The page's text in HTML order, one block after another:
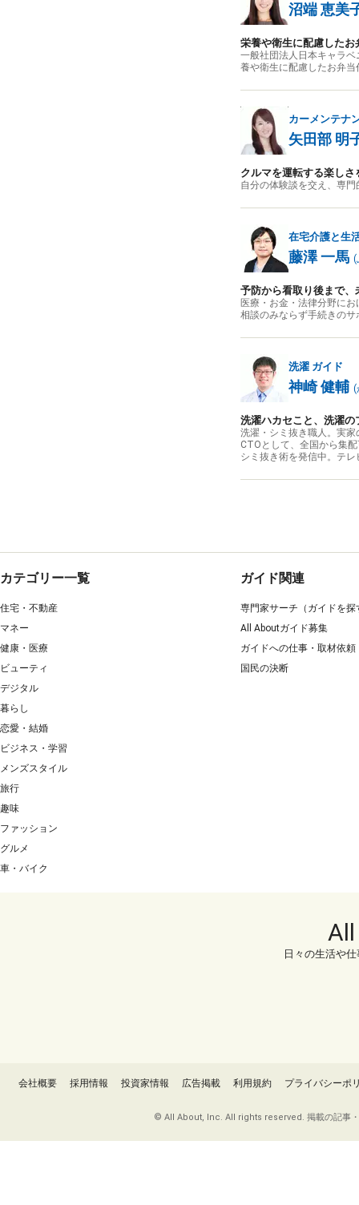
沼端 恵美
栄養や衛生に配慮した
一般社団法人日本キャラ
養や衛生に配慮したお弁
カーメンテナ
矢田部 明
クルマを運転する楽し
自分の体験談を交え、専
在宅介護と生
藤澤 一馬 (
予防から看取り後まで
医療・お金・法律分野に
相談のみならず手続きの
洗濯 ガイド
神崎 健輔 (
洗濯ハカセこと、洗濯
洗濯・シミ抜き職人。実
CTOとして、全国から集
シミ抜き術を発信中。テ
カテゴリー一覧
住宅・不動産
マネー
健康・医療
ビューティ
デジタル
暮らし
恋愛・結婚
ビジネス・学習
メンズスタイル
旅行
趣味
ファッション
グルメ
車・バイク
ガイド関連
専門家サーチ（ガイドを探
All Aboutガイド募集
ガイドへの仕事・取材依頼
国民の決断
日々の生活や
会社概要 採用情報 投資家情報 広告掲載 利用規約 プライバシーポ
© All About, Inc. All rights reserved. 掲載の記事・